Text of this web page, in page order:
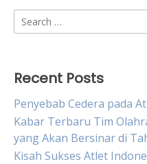
Search
for:
Recent Posts
Penyebab Cedera pada
Kabar Terbaru Tim
yang Akan Bersinar di
Kisah Sukses Atlet